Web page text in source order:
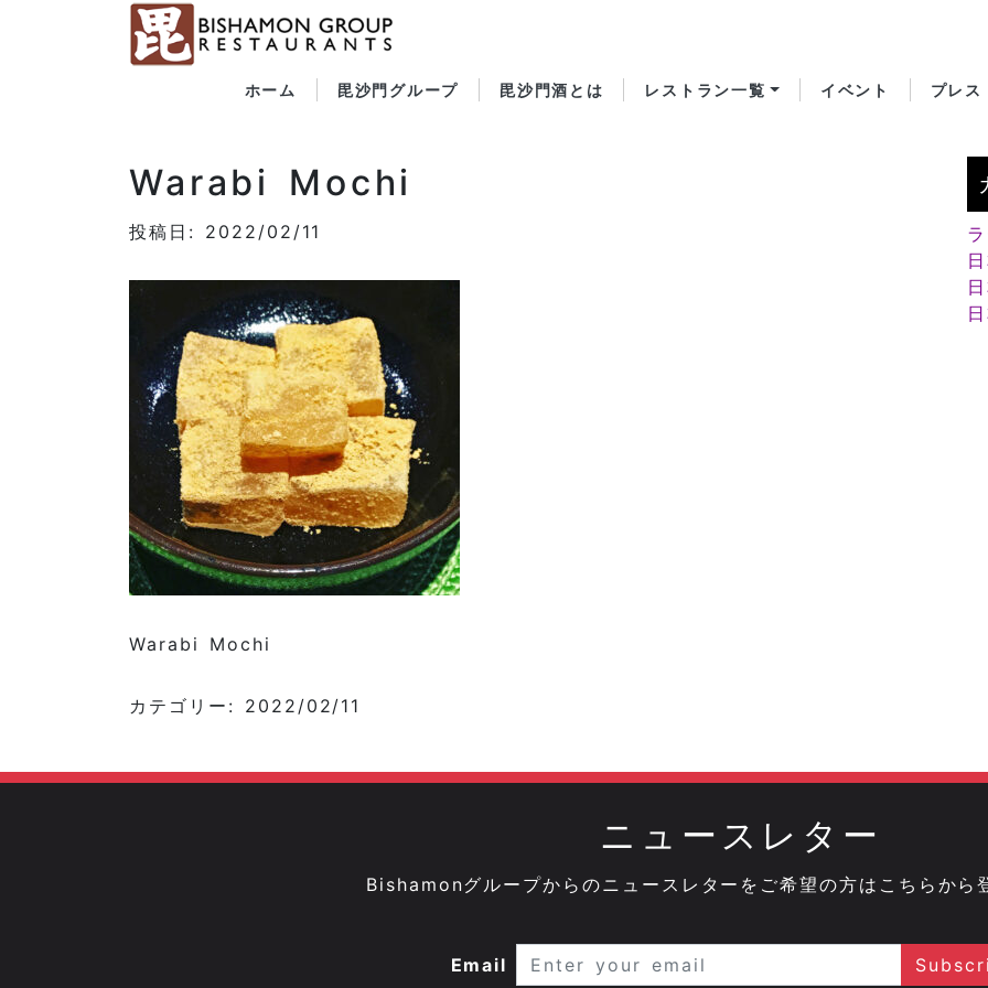
ホーム 毘沙門グループ 毘沙門酒とは レストラン一覧 イベント プレス
Warabi Mochi
投稿日: 2022/02/11
Warabi Mochi
カテゴリー: 2022/02/11
ニュースレター
Bishamonグループからのニュースレターをご希望の方はこちらから
Email